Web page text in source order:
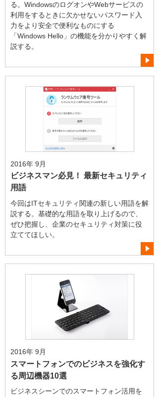
る。WindowsのログオンやWebサービスの
利用をするときに欠かせないパスワード入
力をより安全で便利なものにする
「Windows Hello」の機能を分かりやすく解
説する。
2016年 9月
ビジネスマン必見！ 最新セキュリティ
用語
今回はITセキュリティ関連の新しい用語を解
説する。基礎的な用語を取り上げるので、
ぜひ把握し、企業のセキュリティ対策に役
立ててほしい。
2016年 9月
スマートフォンでのビジネスを強化す
る周辺機器10選
ビジネスシーンでのスマートフォン活用を